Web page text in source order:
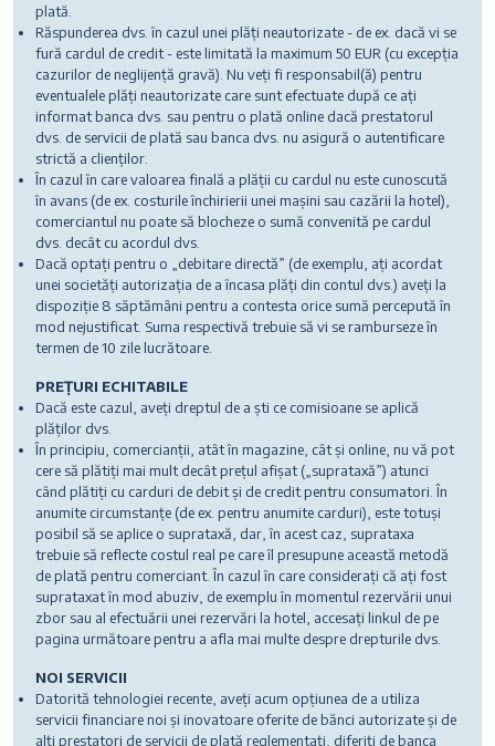
plată.
Răspunderea dvs. în cazul unei plăți neautorizate - de ex. dacă vi se
fură cardul de credit - este limitată la maximum 50 EUR (cu excepția
cazurilor de neglijență gravă). Nu veți fi responsabil(ă) pentru
eventualele plăți neautorizate care sunt efectuate după ce ați
informat banca dvs. sau pentru o plată online dacă prestatorul
dvs. de servicii de plată sau banca dvs. nu asigură o autentificare
strictă a clienților.
În cazul în care valoarea finală a plății cu cardul nu este cunoscută
în avans (de ex. costurile închirierii unei mașini sau cazării la hotel),
comerciantul nu poate să blocheze o sumă convenită pe cardul
dvs. decât cu acordul dvs.
Dacă optați pentru o „debitare directă” (de exemplu, ați acordat
unei societăți autorizația de a încasa plăți din contul dvs.) aveți la
dispoziție 8 săptămâni pentru a contesta orice sumă percepută în
mod nejustificat. Suma respectivă trebuie să vi se ramburseze în
termen de 10 zile lucrătoare.
PREȚURI ECHITABILE
Dacă este cazul, aveți dreptul de a ști ce comisioane se aplică
plăților dvs.
În principiu, comercianții, atât în magazine, cât și online, nu vă pot
cere să plătiți mai mult decât prețul afișat („suprataxă”) atunci
când plătiți cu carduri de debit și de credit pentru consumatori. În
anumite circumstanțe (de ex. pentru anumite carduri), este totuși
posibil să se aplice o suprataxă, dar, în acest caz, suprataxa
trebuie să reflecte costul real pe care îl presupune această metodă
de plată pentru comerciant. În cazul în care considerați că ați fost
suprataxat în mod abuziv, de exemplu în momentul rezervării unui
zbor sau al efectuării unei rezervări la hotel, accesați linkul de pe
pagina următoare pentru a afla mai multe despre drepturile dvs.
NOI SERVICII
Datorită tehnologiei recente, aveți acum opțiunea de a utiliza
servicii financiare noi și inovatoare oferite de bănci autorizate și de
alți prestatori de servicii de plată reglementați, diferiți de banca